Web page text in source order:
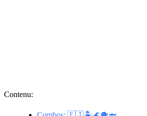
Contenu: